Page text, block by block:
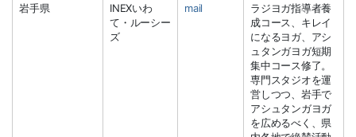
岩手県
INEXいわ
て・ルーシー
ズ
mail
ラジヨガ指導者養
成コース、キレイ
になるヨガ、アシ
ュタンガヨガ短期
集中コース修了。
専門スタジオを運
営しつつ、岩手で
アシュタンガヨガ
を広めるべく、県